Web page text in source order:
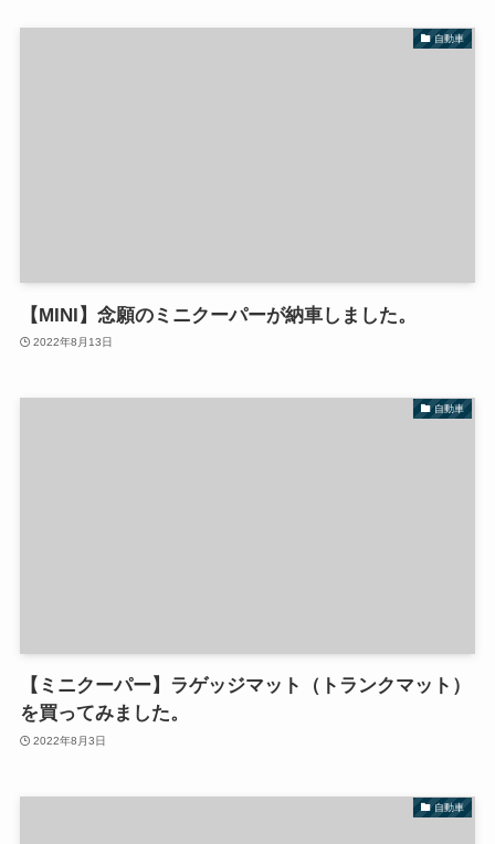
自動車
【MINI】念願のミニクーパーが納車しました。
2022年8月13日
自動車
【ミニクーパー】ラゲッジマット（トランクマット）
を買ってみました。
2022年8月3日
自動車